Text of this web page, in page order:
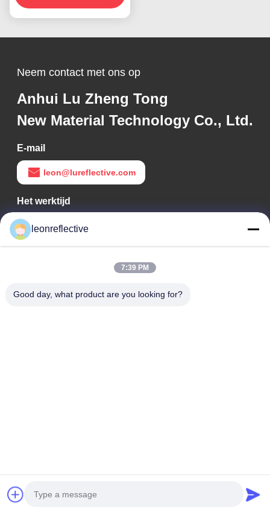
Neem contact met ons op
Anhui Lu Zheng Tong
New Material Technology Co., Ltd.
E-mail
leon@lureflective.com
Het werktijd
9:00-18:00
Ons adres
Technology Park, High-tech Zone, Hefei, Anhui, China
Privacybeleid
leonreflective
7:39 PM
Good day, what product are you looking for?